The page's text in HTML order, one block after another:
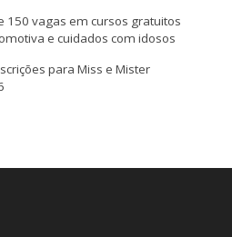
150 vagas em cursos gratuitos
e cuidados com idosos
para Miss e Mister